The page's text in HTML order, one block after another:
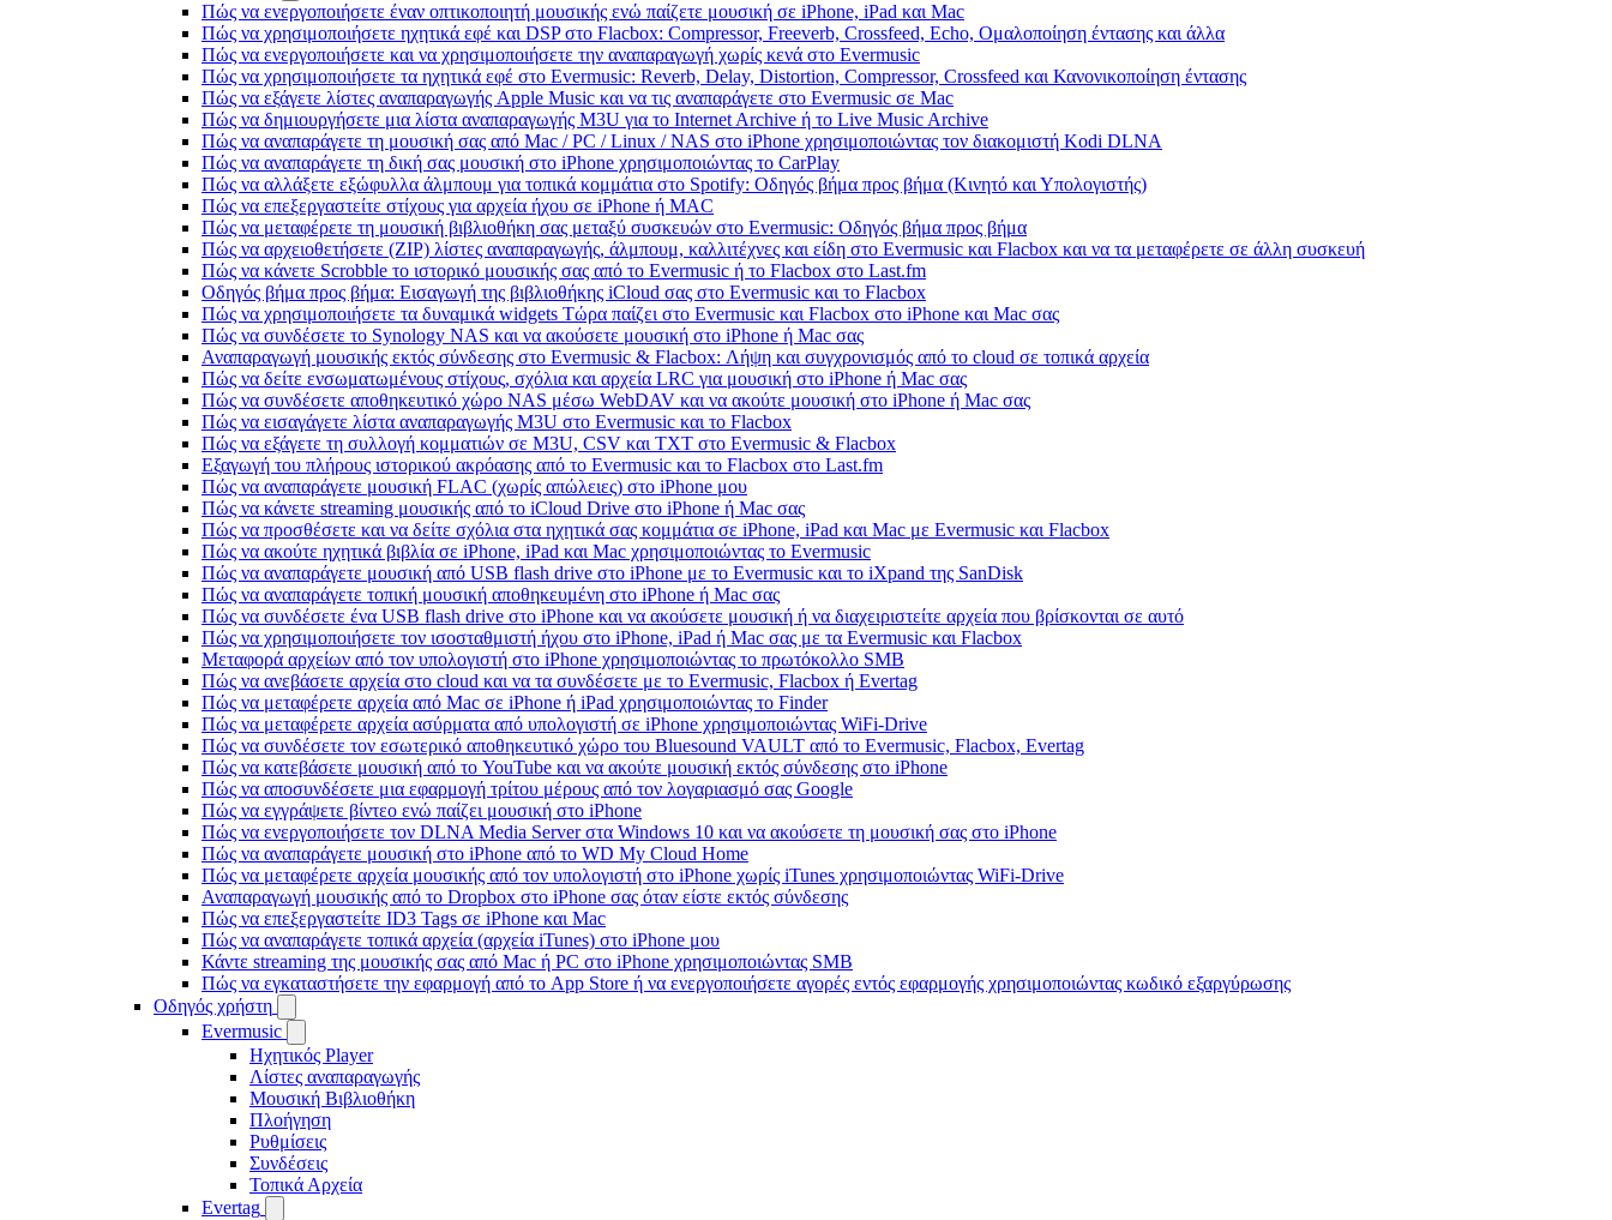
Πώς να ενεργοποιήσετε έναν οπτικοποιητή μουσικής ενώ παίζετε μουσική σε iPhone, iPad και Mac
Πώς να χρησιμοποιήσετε ηχητικά εφέ και DSP στο Flacbox: Compressor, Freeverb, Crossfeed, Echo, Ομαλοποίηση έντασης και άλλα
Πώς να ενεργοποιήσετε και να χρησιμοποιήσετε την αναπαραγωγή χωρίς κενά στο Evermusic
Πώς να χρησιμοποιήσετε τα ηχητικά εφέ στο Evermusic: Reverb, Delay, Distortion, Compressor, Crossfeed και Κανονικοποίηση έντασης
Πώς να εξάγετε λίστες αναπαραγωγής Apple Music και να τις αναπαράγετε στο Evermusic σε Mac
Πώς να δημιουργήσετε μια λίστα αναπαραγωγής M3U για το Internet Archive ή το Live Music Archive
Πώς να αναπαράγετε τη μουσική σας από Mac / PC / Linux / NAS στο iPhone χρησιμοποιώντας τον διακομιστή Kodi DLNA
Πώς να αναπαράγετε τη δική σας μουσική στο iPhone χρησιμοποιώντας το CarPlay
Πώς να αλλάξετε εξώφυλλα άλμπουμ για τοπικά κομμάτια στο Spotify: Οδηγός βήμα προς βήμα (Κινητό και Υπολογιστής)
Πώς να επεξεργαστείτε στίχους για αρχεία ήχου σε iPhone ή MAC
Πώς να μεταφέρετε τη μουσική βιβλιοθήκη σας μεταξύ συσκευών στο Evermusic: Οδηγός βήμα προς βήμα
Πώς να αρχειοθετήσετε (ZIP) λίστες αναπαραγωγής, άλμπουμ, καλλιτέχνες και είδη στο Evermusic και Flacbox και να τα μεταφέρετε σε άλλη συσκευή
Πώς να κάνετε Scrobble το ιστορικό μουσικής σας από το Evermusic ή το Flacbox στο Last.fm
Οδηγός βήμα προς βήμα: Εισαγωγή της βιβλιοθήκης iCloud σας στο Evermusic και το Flacbox
Πώς να χρησιμοποιήσετε τα δυναμικά widgets Τώρα παίζει στο Evermusic και Flacbox στο iPhone και Mac σας
Πώς να συνδέσετε το Synology NAS και να ακούσετε μουσική στο iPhone ή Mac σας
Αναπαραγωγή μουσικής εκτός σύνδεσης στο Evermusic & Flacbox: Λήψη και συγχρονισμός από το cloud σε τοπικά αρχεία
Πώς να δείτε ενσωματωμένους στίχους, σχόλια και αρχεία LRC για μουσική στο iPhone ή Mac σας
Πώς να συνδέσετε αποθηκευτικό χώρο NAS μέσω WebDAV και να ακούτε μουσική στο iPhone ή Mac σας
Πώς να εισαγάγετε λίστα αναπαραγωγής M3U στο Evermusic και το Flacbox
Πώς να εξάγετε τη συλλογή κομματιών σε M3U, CSV και TXT στο Evermusic & Flacbox
Εξαγωγή του πλήρους ιστορικού ακρόασης από το Evermusic και το Flacbox στο Last.fm
Πώς να αναπαράγετε μουσική FLAC (χωρίς απώλειες) στο iPhone μου
Πώς να κάνετε streaming μουσικής από το iCloud Drive στο iPhone ή Mac σας
Πώς να προσθέσετε και να δείτε σχόλια στα ηχητικά σας κομμάτια σε iPhone, iPad και Mac με Evermusic και Flacbox
Πώς να ακούτε ηχητικά βιβλία σε iPhone, iPad και Mac χρησιμοποιώντας το Evermusic
Πώς να αναπαράγετε μουσική από USB flash drive στο iPhone με το Evermusic και το iXpand της SanDisk
Πώς να αναπαράγετε τοπική μουσική αποθηκευμένη στο iPhone ή Mac σας
Πώς να συνδέσετε ένα USB flash drive στο iPhone και να ακούσετε μουσική ή να διαχειριστείτε αρχεία που βρίσκονται σε αυτό
Πώς να χρησιμοποιήσετε τον ισοσταθμιστή ήχου στο iPhone, iPad ή Mac σας με τα Evermusic και Flacbox
Μεταφορά αρχείων από τον υπολογιστή στο iPhone χρησιμοποιώντας το πρωτόκολλο SMB
Πώς να ανεβάσετε αρχεία στο cloud και να τα συνδέσετε με το Evermusic, Flacbox ή Evertag
Πώς να μεταφέρετε αρχεία από Mac σε iPhone ή iPad χρησιμοποιώντας το Finder
Πώς να μεταφέρετε αρχεία ασύρματα από υπολογιστή σε iPhone χρησιμοποιώντας WiFi-Drive
Πώς να συνδέσετε τον εσωτερικό αποθηκευτικό χώρο του Bluesound VAULT από το Evermusic, Flacbox, Evertag
Πώς να κατεβάσετε μουσική από το YouTube και να ακούτε μουσική εκτός σύνδεσης στο iPhone
Πώς να αποσυνδέσετε μια εφαρμογή τρίτου μέρους από τον λογαριασμό σας Google
Πώς να εγγράψετε βίντεο ενώ παίζει μουσική στο iPhone
Πώς να ενεργοποιήσετε τον DLNA Media Server στα Windows 10 και να ακούσετε τη μουσική σας στο iPhone
Πώς να αναπαράγετε μουσική στο iPhone από το WD My Cloud Home
Πώς να μεταφέρετε αρχεία μουσικής από τον υπολογιστή στο iPhone χωρίς iTunes χρησιμοποιώντας WiFi-Drive
Αναπαραγωγή μουσικής από το Dropbox στο iPhone σας όταν είστε εκτός σύνδεσης
Πώς να επεξεργαστείτε ID3 Tags σε iPhone και Mac
Πώς να αναπαράγετε τοπικά αρχεία (αρχεία iTunes) στο iPhone μου
Κάντε streaming της μουσικής σας από Mac ή PC στο iPhone χρησιμοποιώντας SMB
Πώς να εγκαταστήσετε την εφαρμογή από το App Store ή να ενεργοποιήσετε αγορές εντός εφαρμογής χρησιμοποιώντας κωδικό εξαργύρωσης
Οδηγός χρήστη
Evermusic
Ηχητικός Player
Λίστες αναπαραγωγής
Μουσική Βιβλιοθήκη
Πλοήγηση
Ρυθμίσεις
Συνδέσεις
Τοπικά Αρχεία
Evertag